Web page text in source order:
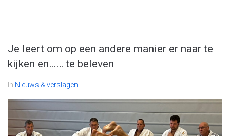
Je leert om op een andere manier er naar te
kijken en…… te beleven
In Nieuws & verslagen